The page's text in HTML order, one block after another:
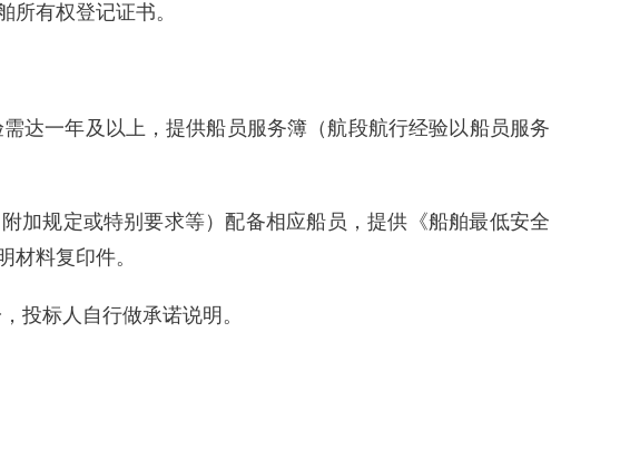
有权登记证书。
达一年及以上，提供船员服务簿（航段航行经验以船员服务
加规定或特别要求等）配备相应船员，提供《船舶最低安全
料复印件。
投标人自行做承诺说明。